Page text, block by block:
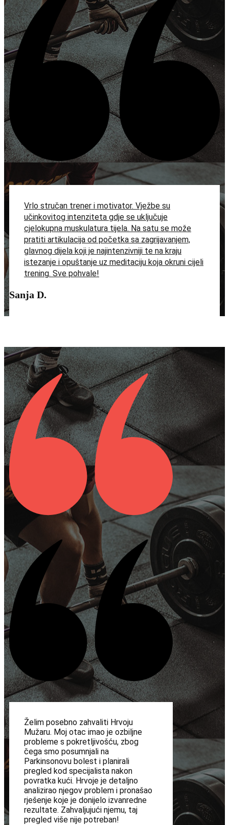
Vrlo stručan trener i motivator. Vježbe su
učinkovitog intenziteta gdje se uključuje
cjelokupna muskulatura tijela. Na satu se može
pratiti artikulacija od početka sa zagrijavanjem,
glavnog dijela koji je najintenzivniji te na kraju
istezanje i opuštanje uz meditaciju koja okruni cijeli
trening. Sve pohvale!
Sanja D.
Želim posebno zahvaliti Hrvoju
Mužaru. Moj otac imao je ozbiljne
probleme s pokretljivošću, zbog
čega smo posumnjali na
Parkinsonovu bolest i planirali
pregled kod specijalista nakon
povratka kući. Hrvoje je detaljno
analizirao njegov problem i pronašao
rješenje koje je donijelo izvanredne
rezultate. Zahvaljujući njemu, taj
pregled više nije potreban!